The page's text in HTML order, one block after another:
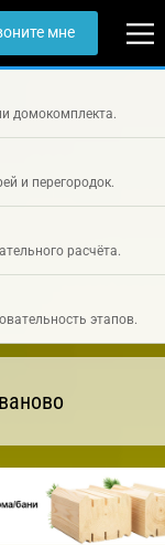
мне
домокомплекта.
и перегородок.
расчёта.
этапов.